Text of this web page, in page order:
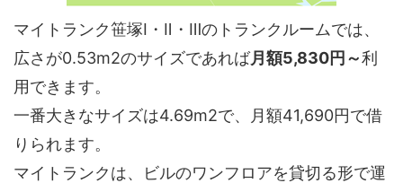
マイトランク笹塚Ⅰ・Ⅱ・Ⅲのトランクルームでは、
広さが0.53m2のサイズであれば月額5,830円～利
用できます。
一番大きなサイズは4.69m2で、月額41,690円で借
りられます。
マイトランクは、ビルのワンフロアを貸切る形で運